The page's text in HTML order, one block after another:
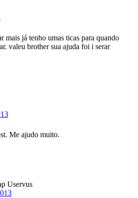
mais já tenho umas ticas para quando
valeu brother sua ajuda foi i serar
Me ajudo muito.
Uservus